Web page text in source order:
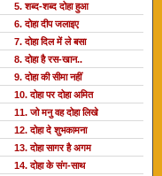
5. शब्द-शब्द दोहा हुआ
6. दोहा दीप जलाइए
7. दोहा दिल में ले बसा
8. दोहा है रस-खान..
9. दोहा की सीमा नहीं
10. दोहा पर दोहा अमित
11. जो मनु वह दोहा लिखे
12. दोहा दे शुभकामना
13. दोहा सागर है अगम
14. दोहा के संग-साथ